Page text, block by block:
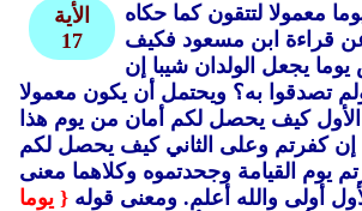
الأية
17
معمولا لتتقون كما حكاه
قراءة ابن مسعود فكيف
يوما يجعل الولدان شيبا إن
تصدقوا به؟ ويحتمل أن يكون معمولا
كيف يحصل لكم أمان من يوم هذا
إن كفرتم وعلى الثاني كيف يحصل لكم
يوم القيامة وجحدتموه وكلاهما معنى
أولى والله أعلم. ومعنى قوله { يوما